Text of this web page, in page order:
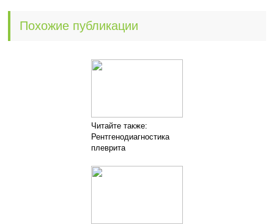
Похожие публикации
Читайте также:
Рентгенодиагностика
плеврита